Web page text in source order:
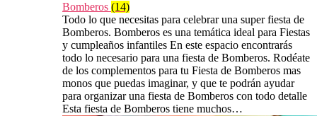
Bomberos (14)
Todo lo que necesitas para celebrar una super fiesta de
Bomberos. Bomberos es una temática ideal para Fiestas
y cumpleaños infantiles En este espacio encontrarás
todo lo necesario para una fiesta de Bomberos. Rodéate
de los complementos para tu Fiesta de Bomberos mas
monos que puedas imaginar, y que te podrán ayudar
para organizar una fiesta de Bomberos con todo detalle
Esta fiesta de Bomberos tiene muchos…